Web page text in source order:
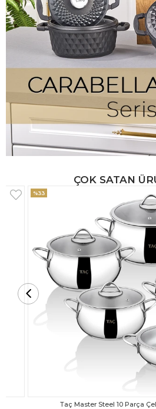
ÇOK SATAN
Taç Carabella Döküm Cam Kapak 7
%25